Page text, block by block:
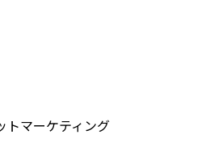
トマーケティング